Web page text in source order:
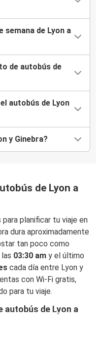
semana de Lyon a
de autobús de
autobús de Lyon
y Ginebra?
de Lyon a
planificar tu viaje en
dura aproximadamente
tan poco como
03:30 am y el último
cada día entre Lyon y
con Wi-Fi gratis,
para tu viaje.
autobús de Lyon a